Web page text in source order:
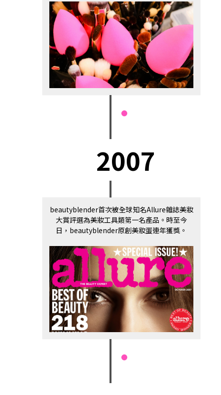
2007
beautyblender首次被全球知名Allure雜誌美妝
大賞評選為美妝工具類第一名產品。時至今
日，beautyblender原創美妝蛋連年獲獎。